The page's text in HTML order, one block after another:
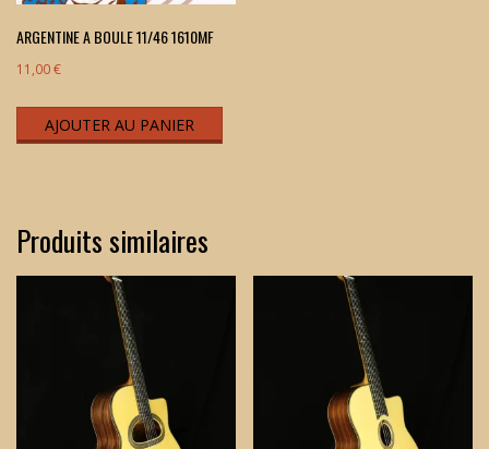
ARGENTINE A BOULE 11/46 1610MF
11,00€
AJOUTER AU PANIER
Produits similaires